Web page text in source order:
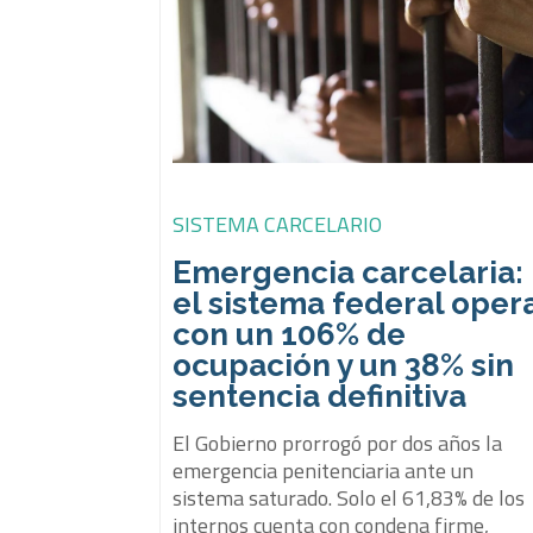
SISTEMA CARCELARIO
Emergencia carcelaria:
el sistema federal
con un 106% de
ocupación y un 38% sin
sentencia definitiva
El Gobierno prorrogó por dos años la
emergencia penitenciaria ante un
sistema saturado. Solo el 61,83% de los
internos cuenta con condena firme,